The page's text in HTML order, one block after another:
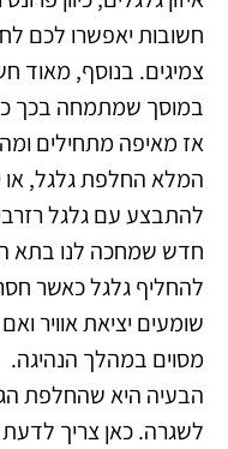
חשובות יאפשרו לכם
צמיגים. בנוסף, מאוד
במוסך שמתמחה בכך
אז מאיפה מתחילים
המלא החלפת גלגל, או
להתבצע עם גלגל
חדש שמחכה לנו בתא
להחליף גלגל כאשר
שומעים יציאת אוויר
מסוים במהלך הנהיגה.
הבעיה היא שהחלפת
לשגרה. כאן צריך